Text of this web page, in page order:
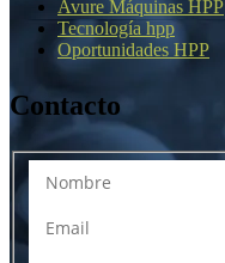
Avure Máquinas HPP
Tecnología hpp
Oportunidades HPP
Contacto